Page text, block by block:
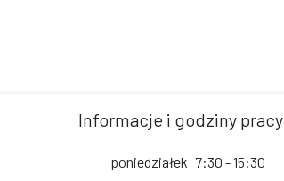
Informacje i godziny pracy
poniedziałek 7:30 - 15:30